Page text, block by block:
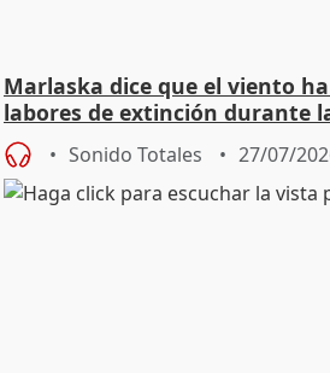
Marlaska dice que el viento
labores de extinción durante
Sonido Totales 27/07/